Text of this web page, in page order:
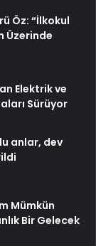
Öz: “İlkokul
Üzerinde
Elektrik ve
Sürüyor
anlar, dev
Mümkün
Bir Gelecek